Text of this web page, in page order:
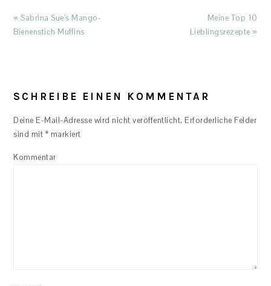
Previous
Post:
« Sabrina Sue’s Mango-
Bienenstich Muffins
Next
Post:
Meine Top 10
Lieblingsrezepte »
INTERACTIONS
SCHREIBE EINEN KOMMENTAR
Deine E-Mail-Adresse wird nicht veröffentlicht. Erforderliche Felder
sind mit * markiert
Kommentar